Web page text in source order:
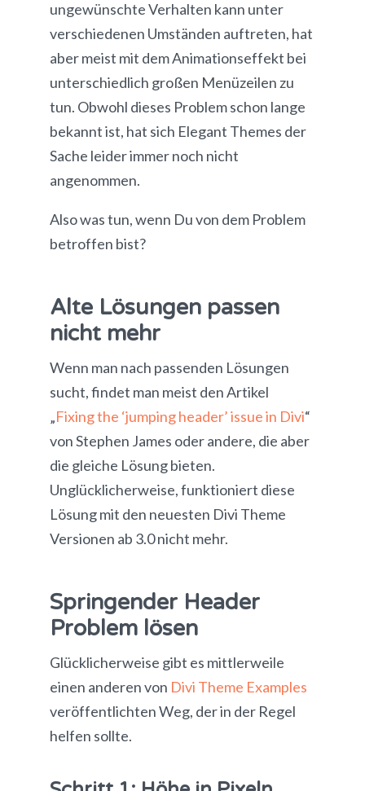
ungewünschte Verhalten kann unter
verschiedenen Umständen auftreten, hat
aber meist mit dem Animationseffekt bei
unterschiedlich großen Menüzeilen zu
tun. Obwohl dieses Problem schon lange
bekannt ist, hat sich Elegant Themes der
Sache leider immer noch nicht
angenommen.
Also was tun, wenn Du von dem Problem
betroffen bist?
Alte Lösungen passen
nicht mehr
Wenn man nach passenden Lösungen
sucht, findet man meist den Artikel
„Fixing the ‘jumping header’ issue in Divi“
von Stephen James oder andere, die aber
die gleiche Lösung bieten.
Unglücklicherweise, funktioniert diese
Lösung mit den neuesten Divi Theme
Versionen ab 3.0 nicht mehr.
Springender Header
Problem lösen
Glücklicherweise gibt es mittlerweile
einen anderen von Divi Theme Examples
veröffentlichten Weg, der in der Regel
helfen sollte.